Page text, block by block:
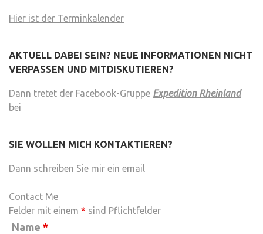
Hier ist der Terminkalender
AKTUELL DABEI SEIN? NEUE INFORMATIONEN NICHT
VERPASSEN UND MITDISKUTIEREN?
Dann tretet der Facebook-Gruppe Expedition Rheinland
bei
SIE WOLLEN MICH KONTAKTIEREN?
Dann schreiben Sie mir ein email
Contact Me
Felder mit einem * sind Pflichtfelder
Name *